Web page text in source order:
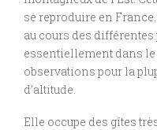
se reproduire en
au cours des différentes
essentiellement dans
observations pour la
d’altitude.
Elle occupe des gîtes